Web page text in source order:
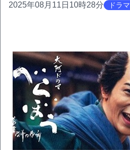
2025年08月11日10時28分 ドラマ